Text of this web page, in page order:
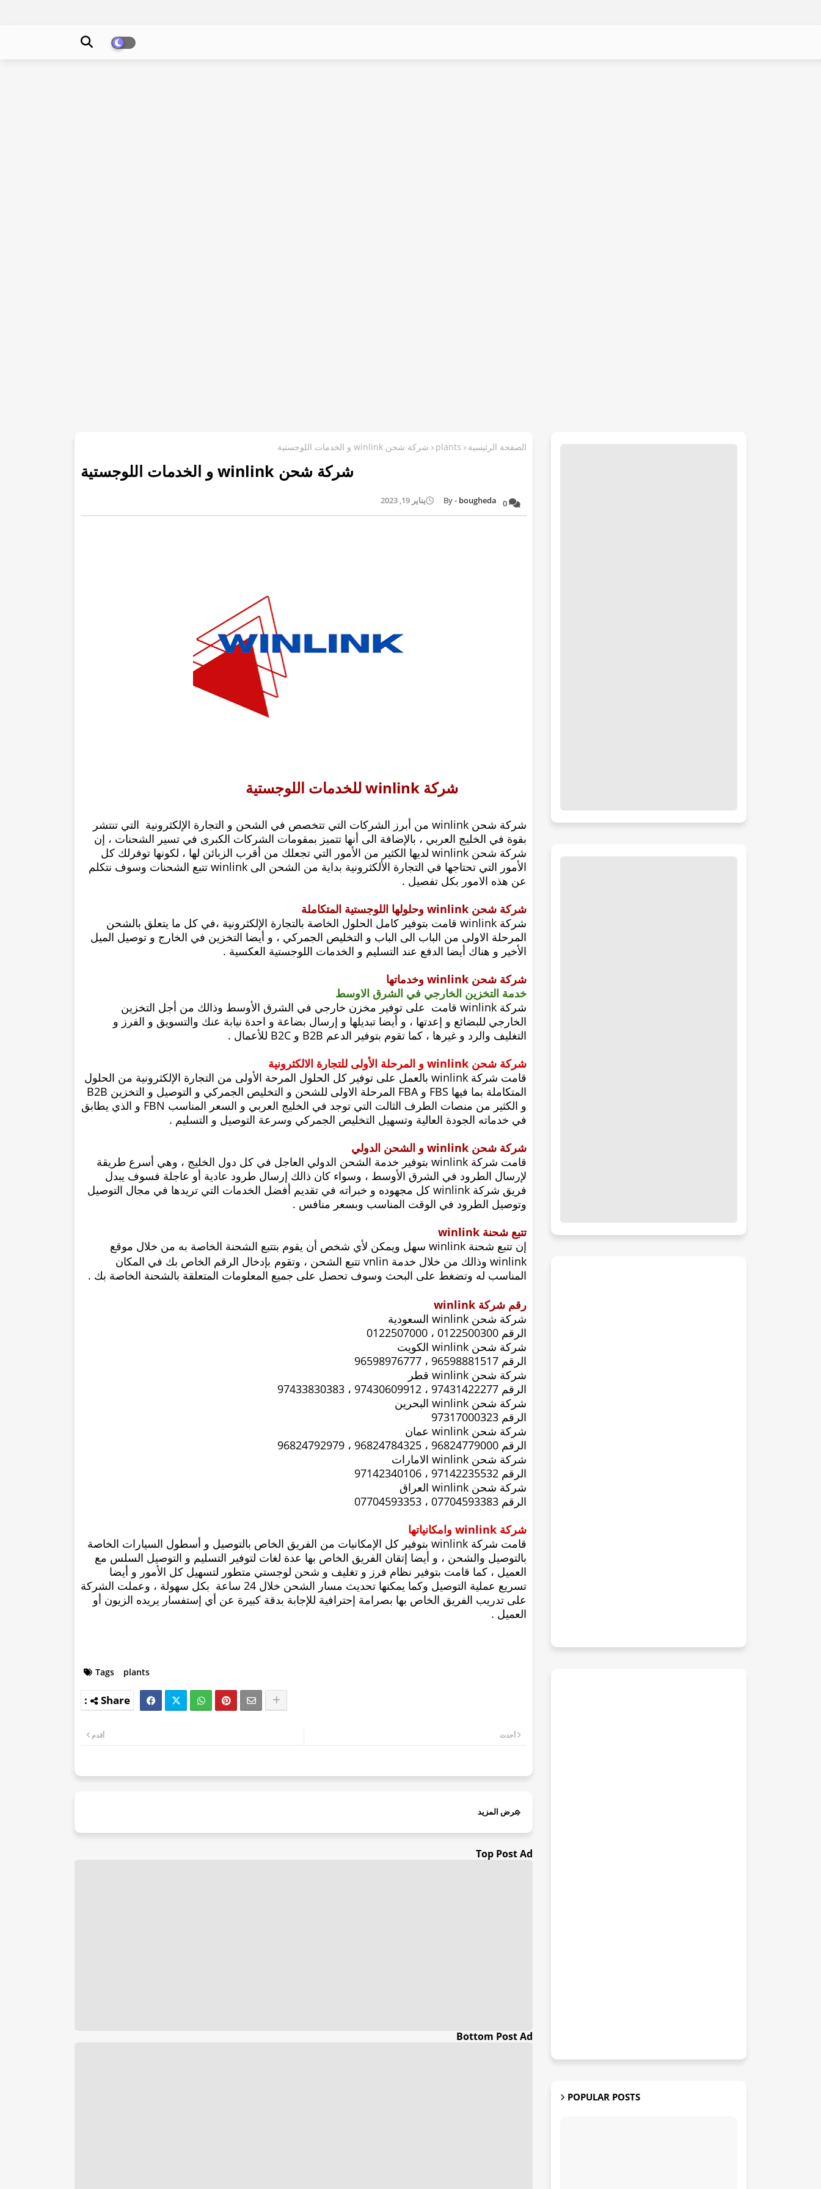
الصفحة الرئيسية plants شركة شحن winlink و الخدمات اللوجستية
شركة شحن winlink و الخدمات اللوجستية
bougheda يناير 19, 2023
شركة winlink للخدمات اللوجستية
شركة شحن winlink من أبرز الشركات التي تتخصص في الشحن و التجارة الإلكثرونية التي تنتشر
بقوة في الخليج العربي ، بالإضافة الى أنها تتميز بمقومات الشركات الكبرى في تسير الشحنات ، إن
شركة شحن winlink لديها الكثير من الأمور التي تجعلك من أقرب الزبائن لها ، لكونها توفرلك كل
الأمور التي تحتاجها في التجارة الألكثرونية بداية من الشحن الى winlink تتبع الشحنات وسوف نتكلم
عن هذه الامور بكل تفصيل .
شركة شحن winlink وحلولها اللوجستية المتكاملة
شركة winlink قامت بتوفير كامل الحلول الخاصة بالتجارة الإلكثرونية ،في كل ما يتعلق بالشحن
المرحلة الاولى من الباب الى الباب و التخليص الجمركي ، و أيضا التخزين في الخارج و توصيل الميل
الأخير و هناك أيضا الدفع عند التسليم و الخدمات اللوجستية العكسية .
شركة شحن winlink وخدماتها
خدمة التخزين الخارجي في الشرق الاوسط
شركة winlink قامت على توفير مخزن خارجي في الشرق الأوسط وذالك من أجل التخزين
الخارجي للبضائع و إعدتها ، و أيضا تبديلها و إرسال بضاعة و احدة نيابة عنك والتسويق و الفرز و
التغليف والرد و غيرها ، كما تقوم بتوفير الدعم B2B و B2C للأعمال .
شركة شحن winlink و المرحلة الأولى للتجارة الالكثرونية
قامت شركة winlink بالعمل على توفير كل الحلول المرحة الأولى من التجارة الإلكثرونية من الحلول
المتكاملة بما فيها FBS و FBA المرحلة الاولى للشحن و التخليص الجمركي و التوصيل و التخزين B2B
و الكثير من منصات الطرف الثالت التي توجد في الخليج العربي و السعر المناسب FBN و الذي يطابق
في خدماته الجودة العالية وتسهيل التخليص الجمركي وسرعة التوصيل و التسليم .
شركة شحن winlink و الشحن الدولي
قامت شركة winlink بتوفير خدمة الشحن الدولي العاجل في كل دول الخليج ، وهي أسرع طريقة
لإرسال الطرود في الشرق الأوسط ، وسواء كان ذالك إرسال طرود عادية أو عاجلة فسوف يبدل
فريق شركة winlink كل مجهوده و خبراته في تقديم أفضل الخدمات التي تريدها في مجال التوصيل
وتوصيل الطرود في الوقت المناسب وبسعر منافس .
تتبع شحنة winlink
إن تتبع شحنة winlink سهل ويمكن لأي شخص أن يقوم بتتبع الشحنة الخاصة به من خلال موقع
winlink وذالك من خلال خدمة
vnlin تتبع الشحن ، وتقوم
بإدخال الرقم الخاص بك في المكان
المناسب له وتضغط على البحث وسوف تحصل على جميع المعلومات المتعلقة بالشحنة الخاصة بك .
رقم شركة winlink
شركة شحن winlink السعودية
الرقم 0122500300 ، 0122507000
شركة شحن winlink الكويت
الرقم 96598881517 ، 96598976777
شركة شحن winlink قطر
الرقم 97431422277 ، 97430609912 ، 97433830383
شركة شحن winlink البحرين
الرقم 97317000323
شركة شحن winlink عمان
الرقم 96824779000 ، 96824784325 ، 96824792979
شركة شحن winlink الامارات
الرقم 97142235532 ، 97142340106
شركة شحن winlink العراق
الرقم 07704593383 ، 07704593353
شركة winlink وامكانياتها
قامت شركة winlink بتوفير كل الإمكانيات من الفريق الخاص بالتوصيل و أسطول السيارات الخاصة
بالتوصيل والشحن ، و أيضا إتقان الفريق الخاص بها عدة لغات لتوفير التسليم و التوصيل السلس مع
العميل ، كما قامت بتوفير نظام فرز و تغليف و شحن لوجستي متطور لتسهيل كل الأمور و أيضا
تسريع عملية التوصيل وكما يمكنها تحديث مسار الشحن خلال 24 ساعة بكل سهولة ، وعملت الشركة
على تدريب الفريق الخاص بها بصرامة إحترافية للإجابة بدقة كبيرة عن أي إستفسار يريده الزيون أو
العميل .
Tags plants
أحدث أقدم
عرض المزيد
Top Post Ad
Bottom Post Ad
POPULAR POSTS